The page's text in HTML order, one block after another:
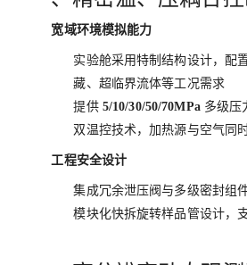
宽域环境模拟能力
实验舱采用特制结构设计，配
藏、超临界流体等工况需求
提供 5/10/30/50/70MPa多级压
双温控技术，加热源与空气同
工程安全设计
集成冗余泄压阀与多级密封组
模块化快拆旋转样品管设计，